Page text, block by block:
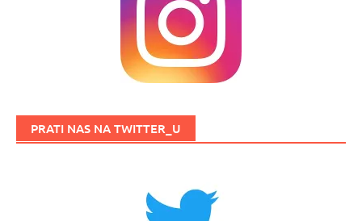
PRATI NAS NA TWITTER_U